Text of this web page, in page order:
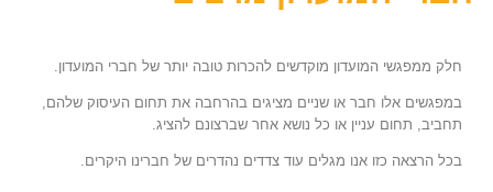
חלק ממפגשי המועדון מוקדשים להכרות טובה יותר של חברי המועדון.
במפגשים אלו חבר או שניים מציגים בהרחבה את תחום העיסוק שלהם,
תחביב, תחום עניין או כל נושא אחר שברצונם להציג.
בכל הרצאה כזו אנו מגלים עוד צדדים נהדרים של חברינו היקרים.